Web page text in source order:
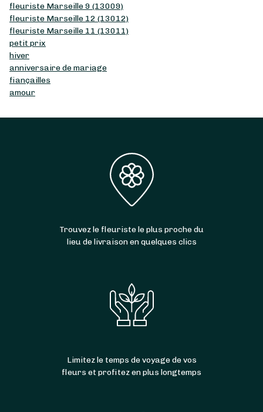
fleuriste Marseille 9 (13009)
fleuriste Marseille 12 (13012)
fleuriste Marseille 11 (13011)
petit prix
hiver
anniversaire de mariage
fiançailles
amour
Trouvez le fleuriste le plus proche du
lieu de livraison en quelques clics
Limitez le temps de voyage de vos
fleurs et profitez en plus longtemps